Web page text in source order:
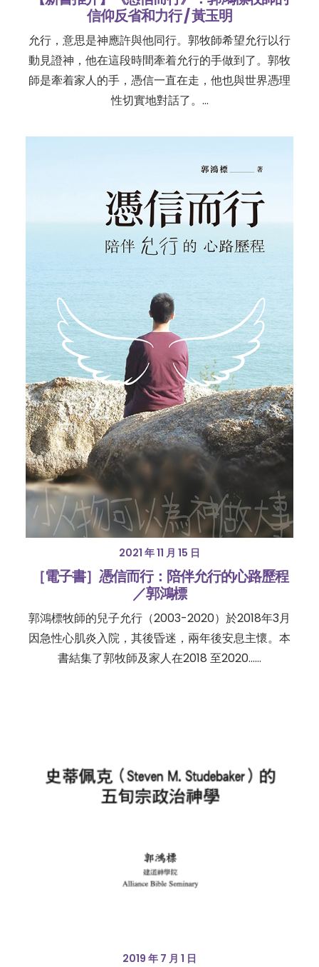
信仰反省和力行 / 黃玉明
允行，意思是神應許與他同行。郭牧師希望允行以行
動見證神，他在這段時間牽着允行的手做到了。郭牧
師是牽着家人的手，憑信一直在走，他也與世界憑理
性切實地對話了。…
2021 年 11 月 15 日
［電子書］憑信而行：陪伴允行的心路歷程
／郭鴻標
郭鴻標牧師的兒子允行（2003-2020）於2018年3月
因急性心肌炎入院，其後昏迷，兩年後安息主懷。本
書結集了郭牧師及家人在2018 至2020……
2019 年 7 月 1 日